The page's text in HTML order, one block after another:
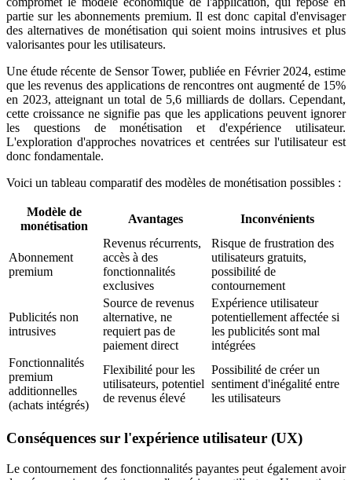
partie sur les abonnements premium. Il est donc capital d'envisager
des alternatives de monétisation qui soient moins intrusives et plus
valorisantes pour les utilisateurs.
Une étude récente de Sensor Tower, publiée en Février 2024, estime
que les revenus des applications de rencontres ont augmenté de 15%
en 2023, atteignant un total de 5,6 milliards de dollars. Cependant,
cette croissance ne signifie pas que les applications peuvent ignorer
les questions de monétisation et d'expérience utilisateur.
L'exploration d'approches novatrices et centrées sur l'utilisateur est
donc fondamentale.
Voici un tableau comparatif des modèles de monétisation possibles :
Modèle de
monétisation
Avantages Inconvénients
Abonnement
premium
Revenus récurrents,
accès à des
fonctionnalités
exclusives
Risque de frustration des
utilisateurs gratuits,
possibilité de
contournement
Publicités non
intrusives
Source de revenus
alternative, ne
requiert pas de
paiement direct
Expérience utilisateur
potentiellement affectée si
les publicités sont mal
intégrées
Fonctionnalités
premium
additionnelles
(achats intégrés)
Flexibilité pour les
utilisateurs, potentiel
de revenus élevé
Possibilité de créer un
sentiment d'inégalité entre
les utilisateurs
Conséquences sur l'expérience utilisateur (UX)
Le contournement des fonctionnalités payantes peut également avoir